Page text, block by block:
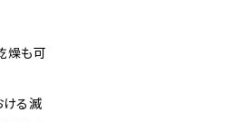
燥も可
ける滅